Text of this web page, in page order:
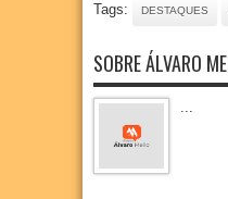
Tags:
DESTAQUES
SOBRE ÁLVARO
...